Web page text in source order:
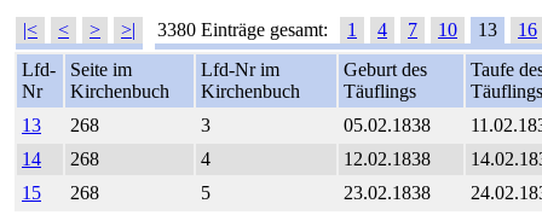
|< < > >| 3380 Einträge gesamt: 1 4 7 10 13
16
Lfd-
Nr
Seite im
Kirchenbuch
Lfd-Nr im
Kirchenbuch
Geburt des
Täuflings
Taufe
Täuflings
13
268 3 05.02.1838
14
268 4 12.02.1838
15
268 5 23.02.1838